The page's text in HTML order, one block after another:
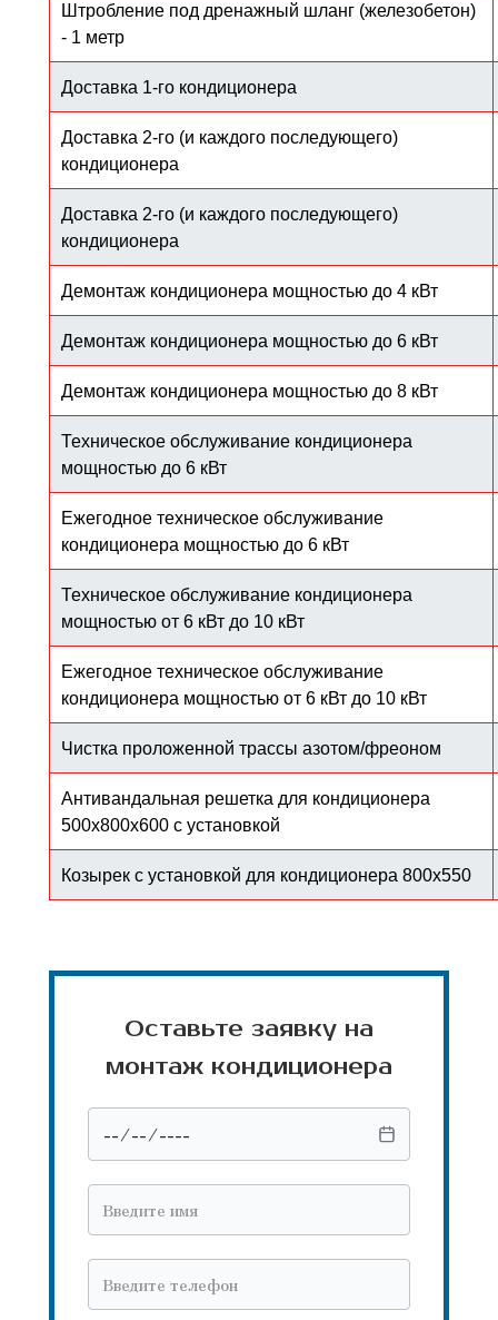
Штробление под дренажный шланг (железобетон)
- 1 метр
Доставка 1-го кондиционера
Доставка 2-го (и каждого последующего)
кондиционера
Доставка 2-го (и каждого последующего)
кондиционера
Демонтаж кондиционера мощностью до 4 кВт
Демонтаж кондиционера мощностью до 6 кВт
Демонтаж кондиционера мощностью до 8 кВт
Техническое обслуживание кондиционера
мощностью до 6 кВт
Ежегодное техническое обслуживание
кондиционера мощностью до 6 кВт
Техническое обслуживание кондиционера
мощностью от 6 кВт до 10 кВт
Ежегодное техническое обслуживание
кондиционера мощностью от 6 кВт до 10 кВт
Чистка проложенной трассы азотом/фреоном
Антивандальная решетка для кондиционера
500х800х600 с установкой
Козырек с установкой для кондиционера 800х550
Оставьте заявку на
монтаж кондиционера